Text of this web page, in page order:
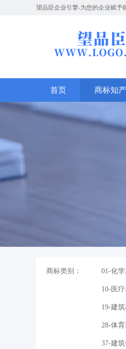
望品臣企业引擎-为您的企业赋予
首页 商标知产
商标类别： 01-化
10-医
19-建
28-体
37-建